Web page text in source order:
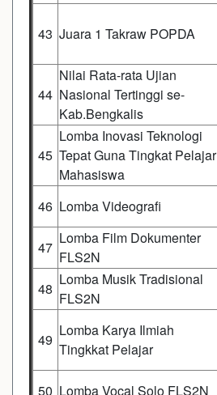
43 Juara 1 Takraw POPDA
44
Nilai Rata-rata Ujian
Nasional Tertinggi se-
Kab.Bengkalis
45
Lomba Inovasi Teknologi
Tepat Guna Tingkat Pelajar
Mahasiswa
46 Lomba Videografi
47
Lomba Film Dokumenter
FLS2N
48
Lomba Musik Tradisional
FLS2N
49
Lomba Karya Ilmiah
Tingkkat Pelajar
50 Lomba Vocal Solo FLS2N